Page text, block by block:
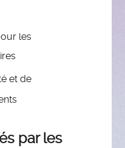
les
et de
par les